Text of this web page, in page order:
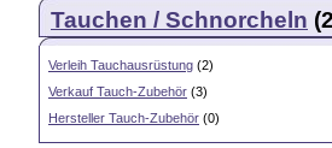
Tauchen / Schnorcheln
Verleih Tauchausrüstung (2)
Verkauf Tauch-Zubehör (3)
Hersteller Tauch-Zubehör (0)